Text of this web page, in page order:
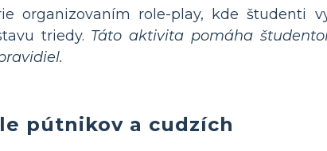
organizovaním role-play, kde študenti
triedy. Táto aktivita pomáha
pútnikov a cudzích